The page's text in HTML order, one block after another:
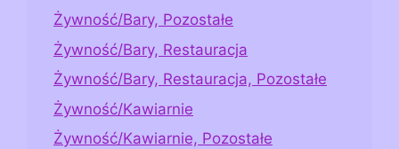
Żywność/Bary, Pozostałe
Żywność/Bary, Restauracja
Żywność/Bary, Restauracja, Pozostałe
Żywność/Kawiarnie
Żywność/Kawiarnie, Pozostałe